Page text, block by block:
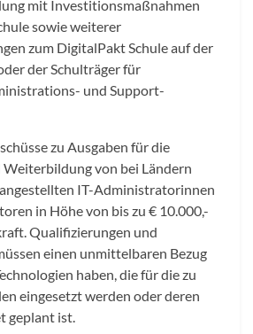
mit Investitionsmaßnahmen
sowie weiterer
zum DigitalPakt Schule auf der
der Schulträger für
und Support-
zu Ausgaben für die
von bei Ländern
IT-Administratorinnen
in Höhe von bis zu € 10.000,-
Qualifizierungen und
einen unmittelbaren Bezug
haben, die für die zu
eingesetzt werden oder deren
geplant ist.